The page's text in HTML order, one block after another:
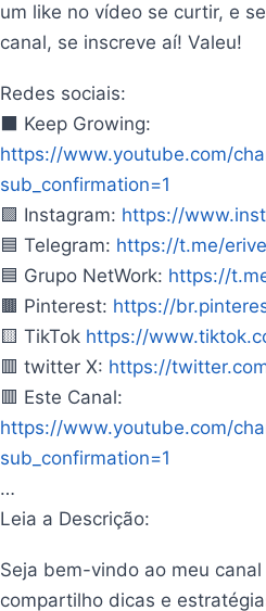
um like no vídeo se curtir, e
canal, se inscreve aí! Valeu!
Redes sociais:
⬛ Keep Growing:
https://www.youtube.com/
sub_confirmation=1
🟪 Instagram: https://
🟦 Telegram: https://t.me/
🟦 Grupo NetWork: https://
🟫 Pinterest: https://
🟨 TikTok https://
🟥 twitter X: https://
🟥 Este Canal:
https://www.youtube.com/
sub_confirmation=1
…
Leia a Descrição:
Seja bem-vindo ao meu
compartilho dicas e